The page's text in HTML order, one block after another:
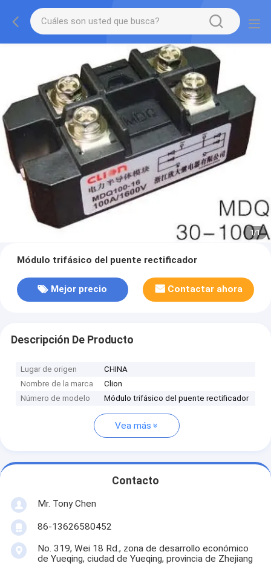
1/1
Módulo trifásico del puente rectificador
Mejor precio Contactar ahora
Descripción De Producto
Lugar de origen
CHINA
Nombre de la marca
Clion
Número de modelo
Módulo trifásico del puente rectificador
Vea más
Contacto
Mr. Tony Chen
86-13626580452
No. 319, Wei 18 Rd., zona de desarrollo económico
de Yueqing, ciudad de Yueqing, provincia de Zhejiang